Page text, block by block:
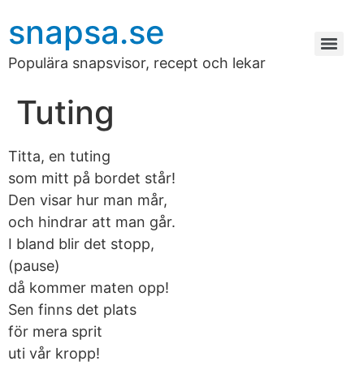
snapsa.se
Populära snapsvisor, recept och lekar
Tuting
Titta, en tuting
som mitt på bordet står!
Den visar hur man mår,
och hindrar att man går.
I bland blir det stopp,
(pause)
då kommer maten opp!
Sen finns det plats
för mera sprit
uti vår kropp!